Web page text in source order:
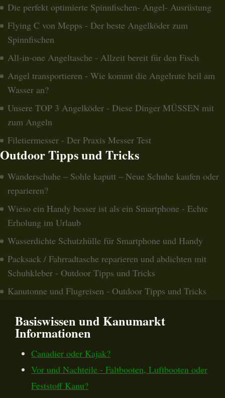
Die perfekt optimierte Spinnfischen- Angel- Ausrüstung
Flying C von Mepps - Der beste Angelköder zum
Spinnfischen
All-in-one Angeltasche - Allzeit bereit für den Fisch
Angel transportieren - Wie kommt die Angelrute heil am
Wasser an?
Unsere TOP 3 Angelköder - Diese Dinger MÜSSEN mit
zum Angeln
Filetiermesser - Der Praxis Messer Test
Outdoor Tipps und Tricks
Wanderschuhe – Sohle kaputt – Neue Schuhe kaufen oder
reparieren?
Wieso ein Handy besser ist als ein Smartphone - Echte
Erholung im Urlaub
Wasserdichte Schutzhülle für Smartphone und Handy
Packsack / Fahrradtasche reparieren und abdichten mit
Schuhkleber - Outdoor Tipps und Tricks
Kanutonne und Flugreisen - Outdoor Tipps und Tricks
Basiswissen und Kanumarkt
Informationen
Canadier oder Kajak?
Vor und Nachteile - Faltbooten, Luftbooten oder
Feststoff Kanu?